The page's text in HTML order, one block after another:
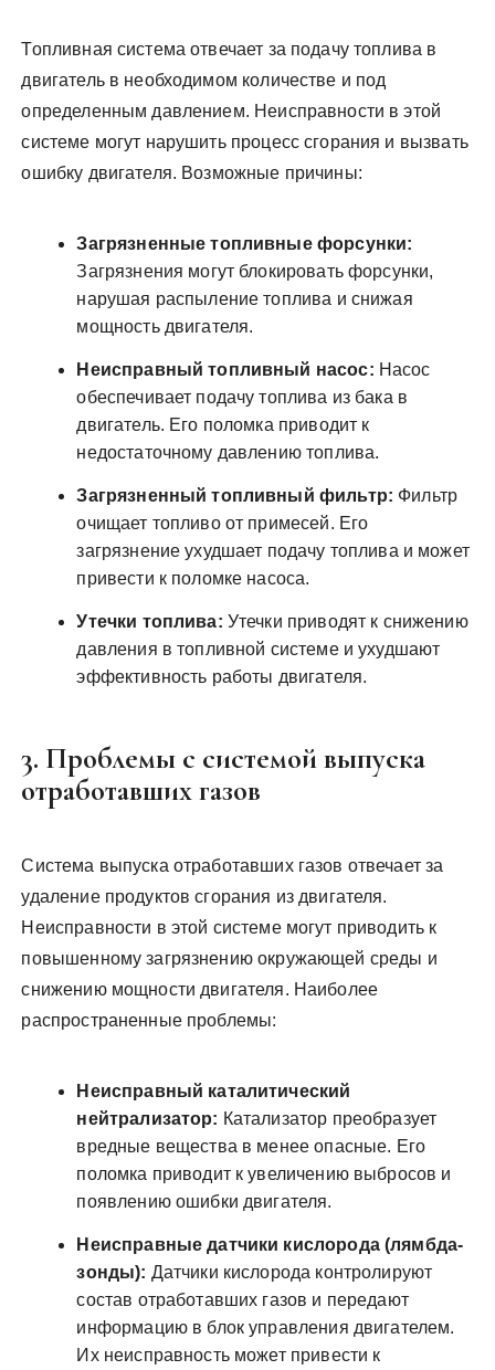
Топливная система отвечает за подачу топлива в
двигатель в необходимом количестве и под
определенным давлением. Неисправности в этой
системе могут нарушить процесс сгорания и вызвать
ошибку двигателя. Возможные причины:
Загрязненные топливные форсунки:
Загрязнения могут блокировать форсунки,
нарушая распыление топлива и снижая
мощность двигателя.
Неисправный топливный насос: Насос
обеспечивает подачу топлива из бака в
двигатель. Его поломка приводит к
недостаточному давлению топлива.
Загрязненный топливный фильтр: Фильтр
очищает топливо от примесей. Его
загрязнение ухудшает подачу топлива и может
привести к поломке насоса.
Утечки топлива: Утечки приводят к снижению
давления в топливной системе и ухудшают
эффективность работы двигателя.
3. Проблемы с системой выпуска
отработавших газов
Система выпуска отработавших газов отвечает за
удаление продуктов сгорания из двигателя.
Неисправности в этой системе могут приводить к
повышенному загрязнению окружающей среды и
снижению мощности двигателя. Наиболее
распространенные проблемы:
Неисправный каталитический
нейтрализатор: Катализатор преобразует
вредные вещества в менее опасные. Его
поломка приводит к увеличению выбросов и
появлению ошибки двигателя.
Неисправные датчики кислорода (лямбда-
зонды): Датчики кислорода контролируют
состав отработавших газов и передают
информацию в блок управления двигателем.
Их неисправность может привести к